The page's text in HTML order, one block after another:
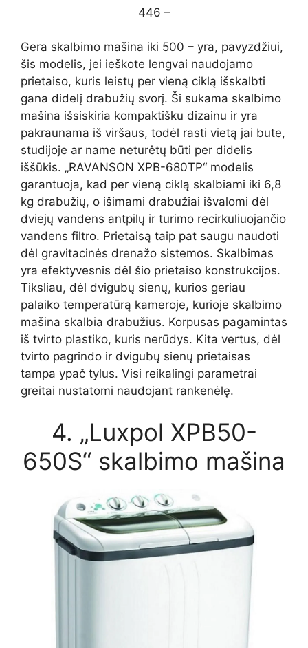
446 –
Gera skalbimo mašina iki 500 – yra, pavyzdžiui,
šis modelis, jei ieškote lengvai naudojamo
prietaiso, kuris leistų per vieną ciklą išskalbti
gana didelį drabužių svorį. Ši sukama skalbimo
mašina išsiskiria kompaktišku dizainu ir yra
pakraunama iš viršaus, todėl rasti vietą jai bute,
studijoje ar name neturėtų būti per didelis
iššūkis. „RAVANSON XPB-680TP“ modelis
garantuoja, kad per vieną ciklą skalbiami iki 6,8
kg drabužių, o išimami drabužiai išvalomi dėl
dviejų vandens antpilų ir turimo recirkuliuojančio
vandens filtro. Prietaisą taip pat saugu naudoti
dėl gravitacinės drenažo sistemos. Skalbimas
yra efektyvesnis dėl šio prietaiso konstrukcijos.
Tiksliau, dėl dvigubų sienų, kurios geriau
palaiko temperatūrą kameroje, kurioje skalbimo
mašina skalbia drabužius. Korpusas pagamintas
iš tvirto plastiko, kuris nerūdys. Kita vertus, dėl
tvirto pagrindo ir dvigubų sienų prietaisas
tampa ypač tylus. Visi reikalingi parametrai
greitai nustatomi naudojant rankenėlę.
4. „Luxpol XPB50-
650S“ skalbimo mašina